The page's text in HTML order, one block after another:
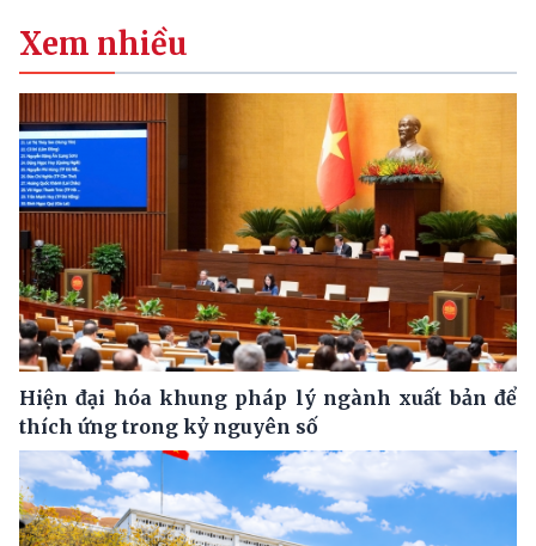
Xem nhiều
Hiện đại hóa khung pháp lý ngành xuất bản để
thích ứng trong kỷ nguyên số